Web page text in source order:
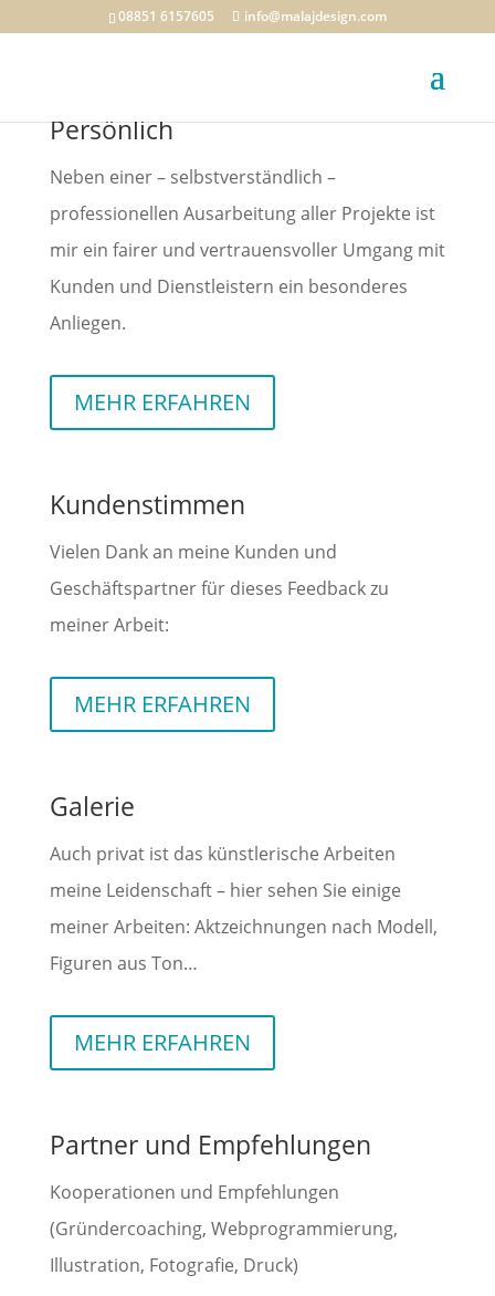
08851 6157605 info@malajdesign.com
Persönlich
Neben einer – selbstverständlich –
professionellen Ausarbeitung aller Projekte ist
mir ein fairer und vertrauensvoller Umgang mit
Kunden und Dienstleistern ein besonderes
Anliegen.
MEHR ERFAHREN
Kundenstimmen
Vielen Dank an meine Kunden und
Geschäftspartner für dieses Feedback zu
meiner Arbeit:
MEHR ERFAHREN
Galerie
Auch privat ist das künstlerische Arbeiten
meine Leidenschaft – hier sehen Sie einige
meiner Arbeiten: Aktzeichnungen nach Modell,
Figuren aus Ton…
MEHR ERFAHREN
Partner und Empfehlungen
Kooperationen und Empfehlungen
(Gründercoaching, Webprogrammierung,
Illustration, Fotografie, Druck)